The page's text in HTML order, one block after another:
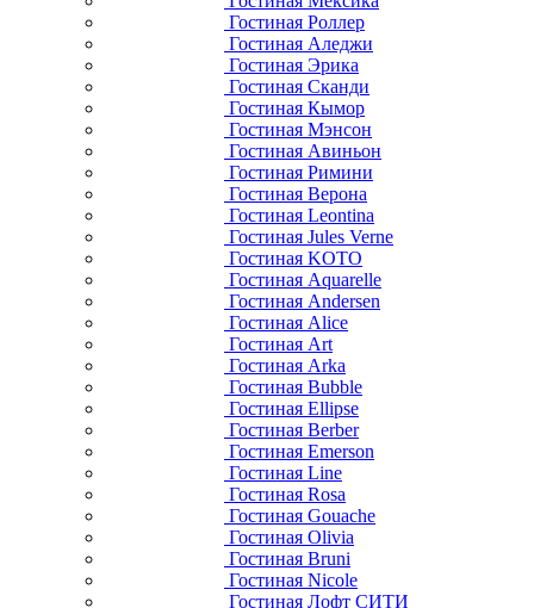
Гостиная Роллер
Гостиная Аледжи
Гостиная Эрика
Гостиная Сканди
Гостиная Кымор
Гостиная Мэнсон
Гостиная Авиньон
Гостиная Римини
Гостиная Верона
Гостиная Leontina
Гостиная Jules Verne
Гостиная KOTO
Гостиная Aquarelle
Гостиная Andersen
Гостиная Alice
Гостиная Art
Гостиная Arka
Гостиная Bubble
Гостиная Ellipse
Гостиная Berber
Гостиная Emerson
Гостиная Line
Гостиная Rosa
Гостиная Gouache
Гостиная Olivia
Гостиная Bruni
Гостиная Nicole
Гостиная Лофт СИТИ